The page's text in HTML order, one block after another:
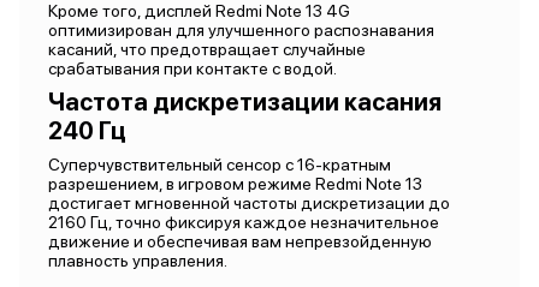
Кроме того, дисплей Redmi Note 13 4G
оптимизирован для улучшенного распознавания
касаний, что предотвращает случайные
срабатывания при контакте с водой.
Частота дискретизации касания
240 Гц
Суперчувствительный сенсор с 16-кратным
разрешением, в игровом режиме Redmi Note 13
достигает мгновенной частоты дискретизации до
2160 Гц, точно фиксируя каждое незначительное
движение и обеспечивая вам непревзойденную
плавность управления.